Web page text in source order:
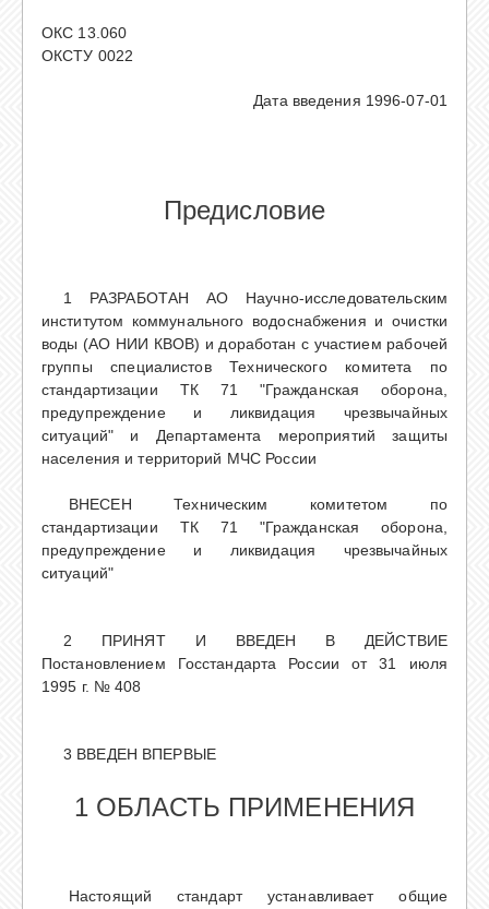
ОКС 13.060
ОКСТУ 0022
Дата введения 1996-07-01
Предисловие
1 РАЗРАБОТАН АО Научно-исследовательским
институтом коммунального водоснабжения и очистки
воды (АО НИИ КВОВ) и доработан с участием рабочей
группы специалистов Технического комитета по
стандартизации ТК 71 "Гражданская оборона,
предупреждение и ликвидация чрезвычайных
ситуаций" и Департамента мероприятий защиты
населения и территорий МЧС России
ВНЕСЕН Техническим комитетом по
стандартизации ТК 71 "Гражданская оборона,
предупреждение и ликвидация чрезвычайных
ситуаций"
2 ПРИНЯТ И ВВЕДЕН В ДЕЙСТВИЕ
Постановлением Госстандарта России от 31 июля
1995 г. № 408
3 ВВЕДЕН ВПЕРВЫЕ
1 ОБЛАСТЬ ПРИМЕНЕНИЯ
Настоящий стандарт устанавливает общие